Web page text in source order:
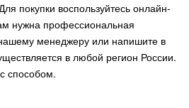
покупки воспользуйтесь онлайн-
нужна профессиональная
менеджеру или напишите в
в любой регион России.
способом.